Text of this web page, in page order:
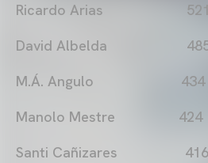
Ricardo Arias 521
David Albelda
M.Á. Angulo 434
Manolo Mestre 424
Santi Cañizares 416